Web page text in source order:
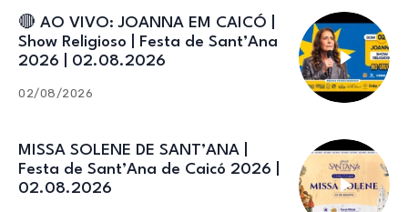
🔴 AO VIVO: JOANNA EM CAICÓ |
Show Religioso | Festa de Sant’Ana
2026 | 02.08.2026
02/08/2026
MISSA SOLENE DE SANT’ANA |
Festa de Sant’Ana de Caicó 2026 |
02.08.2026